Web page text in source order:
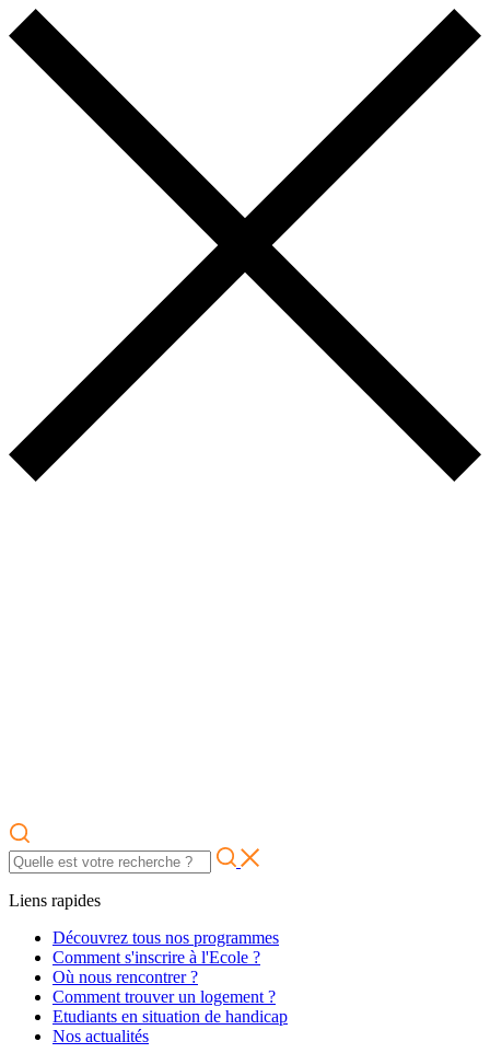
Liens rapides
Découvrez tous nos programmes
Comment s'inscrire à l'Ecole ?
Où nous rencontrer ?
Comment trouver un logement ?
Etudiants en situation de handicap
Nos actualités